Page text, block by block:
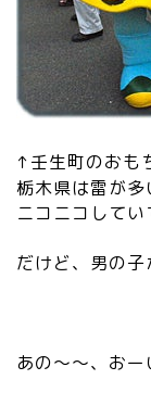
↑壬生町のおも
栃木県は雷が多
ニコニコしてい
だけど、男の子
あの～～、おー